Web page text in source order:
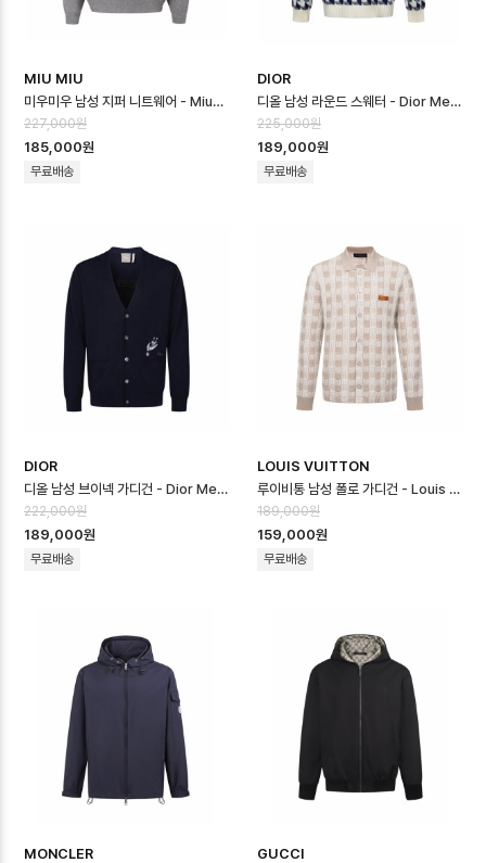
MIU MIU
미우미우 남성 지퍼 니트웨어 - Miumiu Mens Zipper Knitwear - mi…
227,000원
185,000원
무료배송
DIOR
디올 남성 라운드 스웨터 - Dior Mens Round Sweater - dic16749…
225,000원
189,000원
무료배송
DIOR
디올 남성 브이넥 가디건 - Dior Mens V-neck Cardigan - dic167…
222,000원
189,000원
무료배송
LOUIS VUITTON
루이비통 남성 폴로 가디건 - Louis vuitton Mens Polo Cardigan …
189,000원
159,000원
무료배송
MONCLER
GUCCI